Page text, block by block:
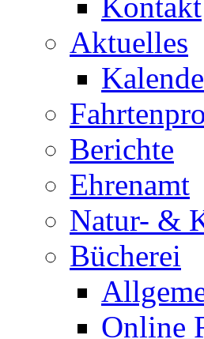
Aktuelles
Berichte
Ehrenamt
Natur- &
Bücherei
Online